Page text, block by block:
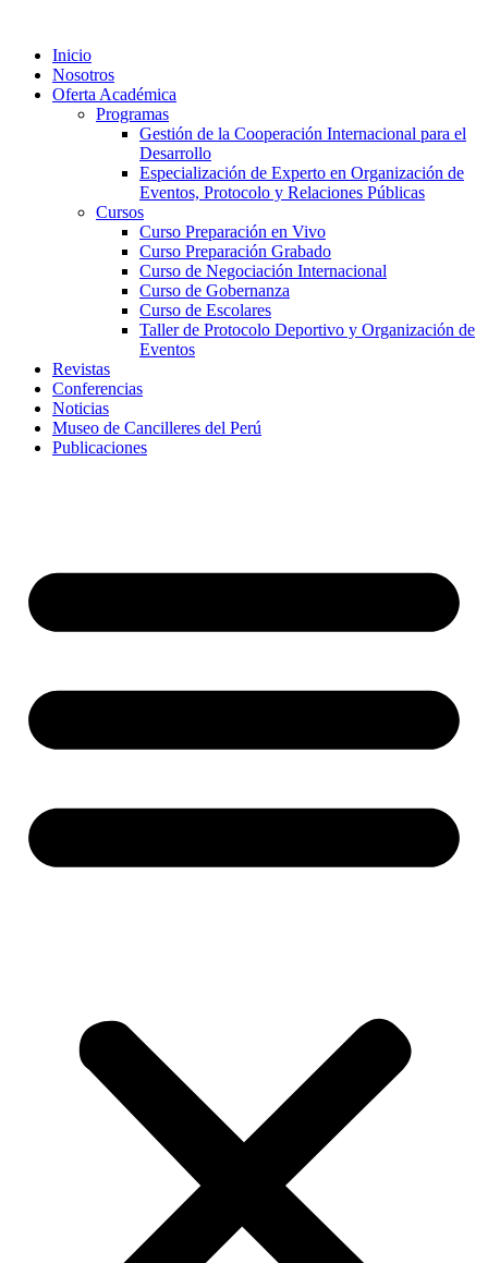
contenido
Inicio
Nosotros
Oferta Académica
Programas
Gestión de la Cooperación Internacional para el
Desarrollo
Especialización de Experto en Organización de
Eventos, Protocolo y Relaciones Públicas
Cursos
Curso Preparación en Vivo
Curso Preparación Grabado
Curso de Negociación Internacional
Curso de Gobernanza
Curso de Escolares
Taller de Protocolo Deportivo y Organización de
Eventos
Revistas
Conferencias
Noticias
Museo de Cancilleres del Perú
Publicaciones